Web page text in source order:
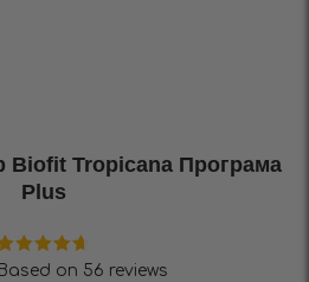
Biofit Tropicana Програма
Plus
Оценено на
Based on 56 reviews